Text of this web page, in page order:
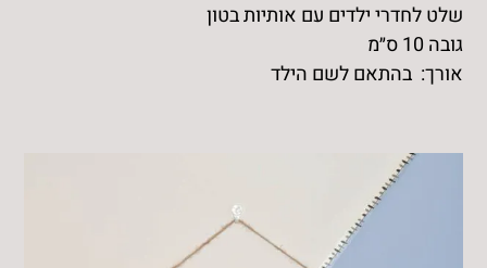
לחדר
אותיות
בטון
שלט לחדרי ילדים עם אותיות בטון
גובה 10 ס״מ
אורך: בהתאם לשם הילד